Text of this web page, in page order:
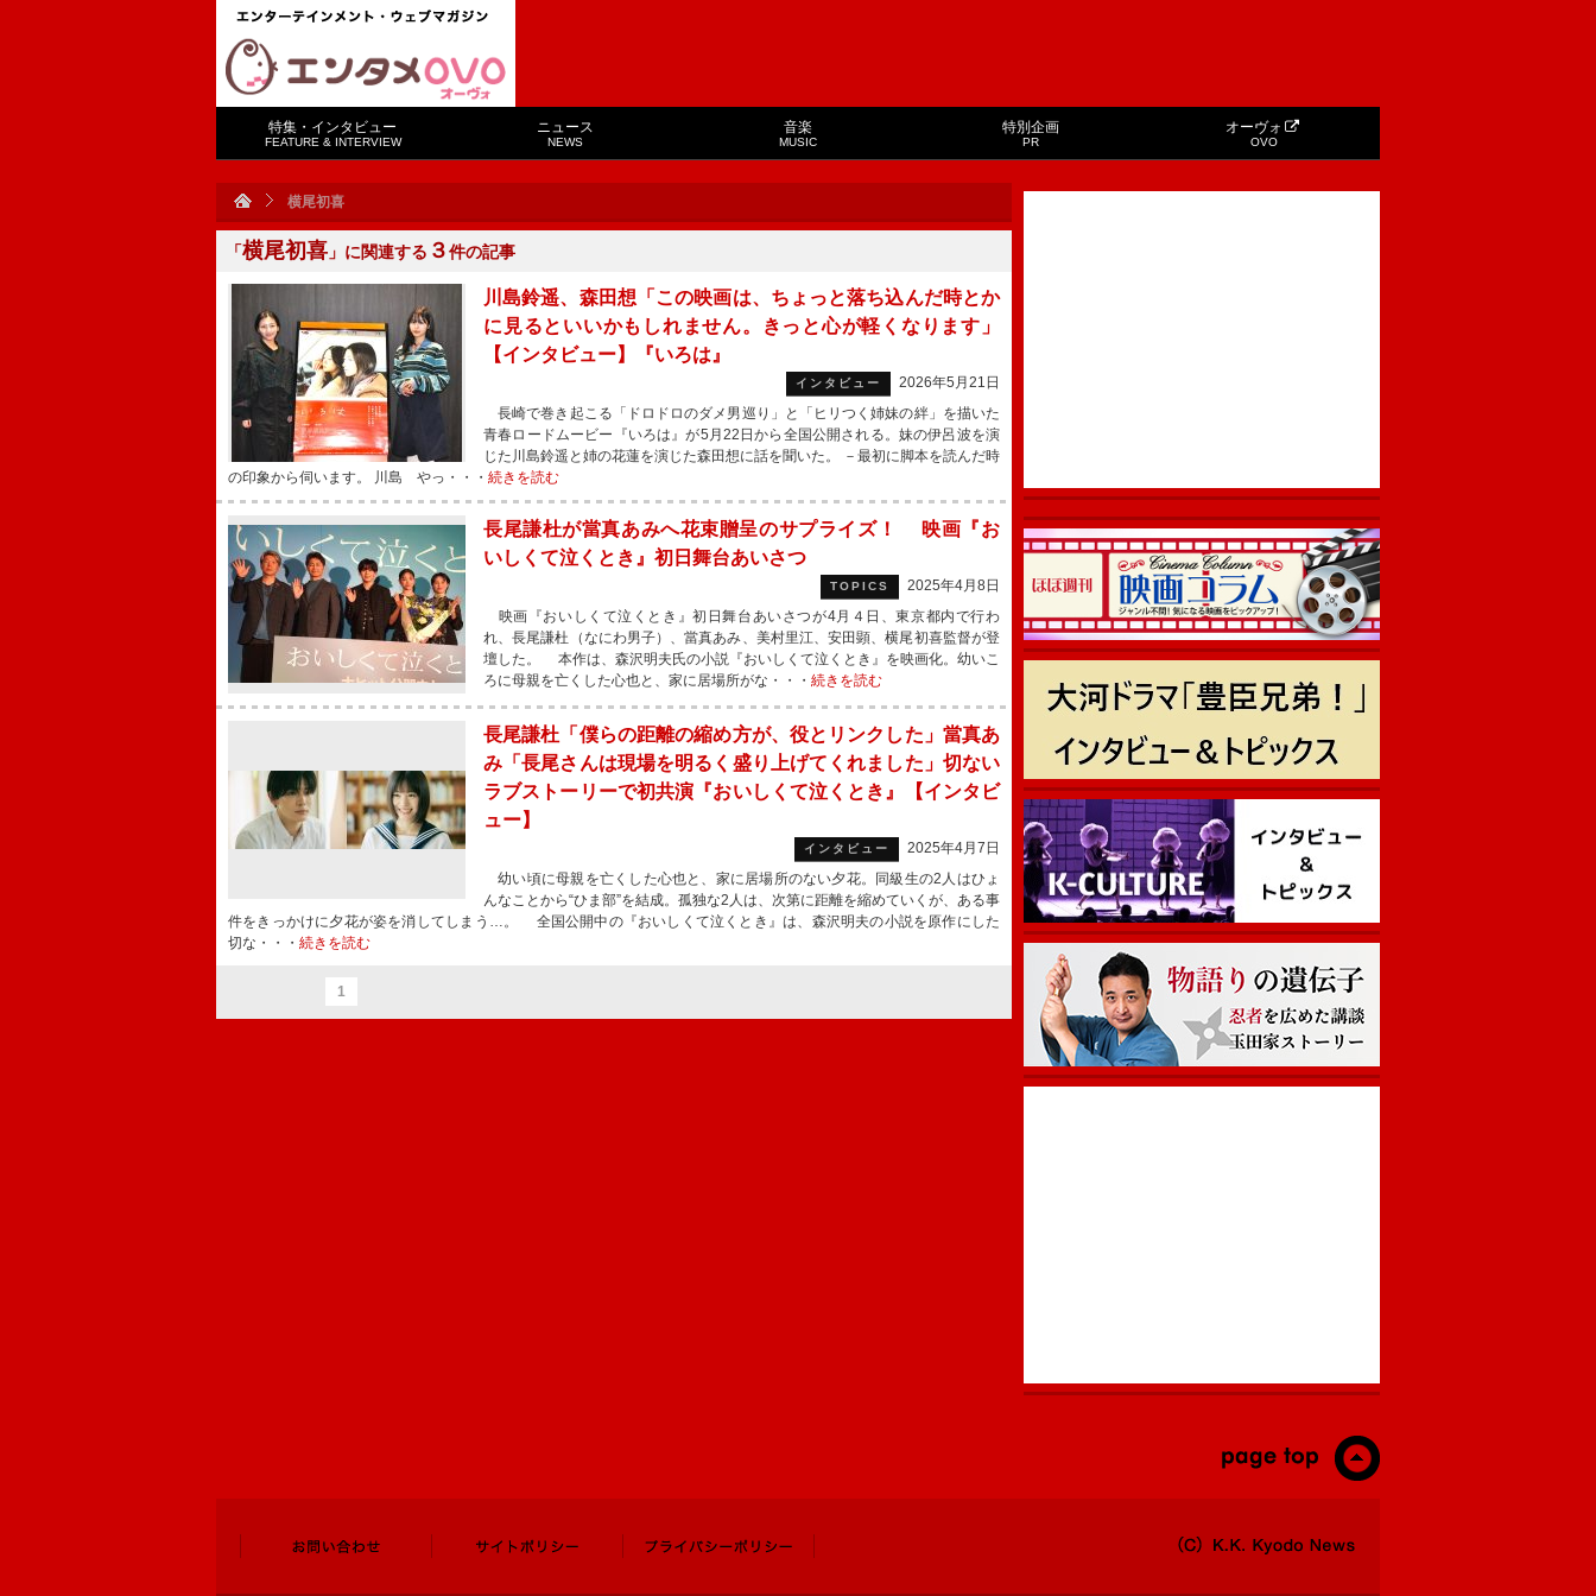
特集・インタビュー
FEATURE & INTERVIEW
ニュース
NEWS
音楽
MUSIC
特別企画
PR
オーヴォ
OVO
横尾初喜
「横尾初喜 」に関連する ３件の記事
川島鈴遥、森田想「この映画は、ちょっと落ち込んだ時とか
に見るといいかもしれません。きっと心が軽くなります」
【インタビュー】『いろは』
インタビュー
2026年5月21日
長崎で巻き起こる「ドロドロのダメ男巡り」と「ヒリつく姉妹の絆」を描いた
青春ロードムービー『いろは』が5月22日から全国公開される。妹の伊呂波を演
じた川島鈴遥と姉の花蓮を演じた森田想に話を聞いた。 －最初に脚本を読んだ時
の印象から伺います。 川島 やっ・・・ 続きを読む
長尾謙杜が當真あみへ花束贈呈のサプライズ！ 映画『お
いしくて泣くとき』初日舞台あいさつ
TOPICS
2025年4月8日
映画『おいしくて泣くとき』初日舞台あいさつが4月４日、東京都内で行わ
れ、長尾謙杜（なにわ男子）、當真あみ、美村里江、安田顕、横尾初喜監督が登
壇した。 本作は、森沢明夫氏の小説『おいしくて泣くとき』を映画化。幼いこ
ろに母親を亡くした心也と、家に居場所がな・・・ 続きを読む
長尾謙杜「僕らの距離の縮め方が、役とリンクした」當真あ
み「長尾さんは現場を明るく盛り上げてくれました」切ない
ラブストーリーで初共演『おいしくて泣くとき』【インタビ
ュー】
インタビュー
2025年4月7日
幼い頃に母親を亡くした心也と、家に居場所のない夕花。同級生の2人はひょ
んなことから“ひま部”を結成。孤独な2人は、次第に距離を縮めていくが、ある事
件をきっかけに夕花が姿を消してしまう…。 全国公開中の『おいしくて泣くとき』は、森沢明夫の小説を原作にした
切な・・・ 続きを読む
1